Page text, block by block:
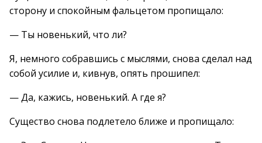
сторону и спокойным фальцетом пропищало:
— Ты новенький, что ли?
Я, немного собравшись с мыслями, снова сделал над
собой усилие и, кивнув, опять прошипел:
— Да, кажись, новенький. А где я?
Существо снова подлетело ближе и пропищало: